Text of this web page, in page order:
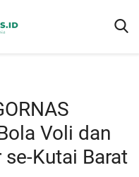
Voli dan
Kutai Barat